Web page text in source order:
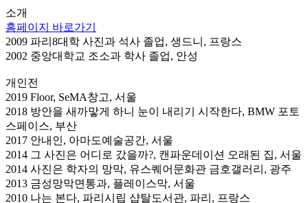
소개
홈페이지 바로가기
2009 파리8대학 사진과 석사 졸업, 생드니, 프랑스
2002 중앙대학교 조소과 학사 졸업, 안성
개인전
2019 Floor, SeMA창고, 서울
2018 방안을 새까맣게 하니 눈이 내리기 시작한다, BMW 포토
스페이스, 부산
2017 안내인, 아마도예술공간, 서울
2014 그 사진은 어디로 갔을까?, 캔파운데이션 오래된 집, 서울
2014 사진은 학자의 망막, 유스퀘어문화관 금호갤러리, 광주
2013 금성망막면통과, 플레이스막, 서울
2010 나는 본다, 파리시립 샵탈도서관, 파리, 프랑스